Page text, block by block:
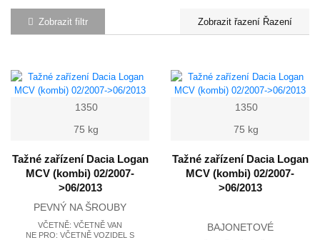
Zobrazit filtr Řazení
1350
75 kg
Tažné zařízení Dacia Logan
MCV (kombi) 02/2007-
>06/2013
PEVNÝ NA ŠROUBY
VČETNĚ: VČETNĚ VAN
NE PRO: VČETNĚ VOZIDEL S
1350
75 kg
Tažné zařízení Dacia Logan
MCV (kombi) 02/2007-
>06/2013
BAJONETOVÉ